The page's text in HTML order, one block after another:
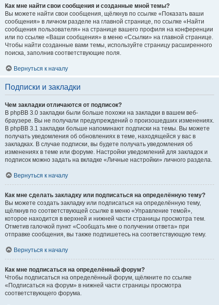
Как мне найти свои сообщения и созданные мной темы?
Вы можете найти свои сообщения, щёлкнув по ссылке «Показать ваши
сообщения» в личном разделе на главной странице, по ссылке «Найти
сообщения пользователя» на странице вашего профиля на конференции
или по ссылке «Ваши сообщения» в меню «Ссылки» на главной странице.
Чтобы найти созданные вами темы, используйте страницу расширенного
поиска, заполнив соответствующие поля.
Вернуться к началу
Подписки и закладки
Чем закладки отличаются от подписок?
В phpBB 3.0 закладки были больше похожи на закладки в вашем веб-
браузере. Вы не получали предупреждений о произошедших изменениях.
В phpBB 3.1 закладки больше напоминают подписки на темы. Вы можете
получать уведомления об обновлениях в теме, находящейся у вас в
закладках. В случае подписки, вы будете получать уведомления об
изменениях в теме или форуме. Настройки уведомлений для закладок и
подписок можно задать на вкладке «Личные настройки» личного раздела.
Вернуться к началу
Как мне сделать закладку или подписаться на определённую тему?
Вы можете создать закладку или подписаться на определённую тему,
щёлкнув по соответствующей ссылке в меню «Управление темой»,
которое находится в верхней и нижней части страницы просмотра тем.
Отметив галочкой пункт «Сообщать мне о получении ответа» при
отправке сообщения, вы также подпишетесь на соответствующую тему.
Вернуться к началу
Как мне подписаться на определённый форум?
Чтобы подписаться на определённый форум, щёлкните по ссылке
«Подписаться на форум» в нижней части страницы просмотра
соответствующего форума.